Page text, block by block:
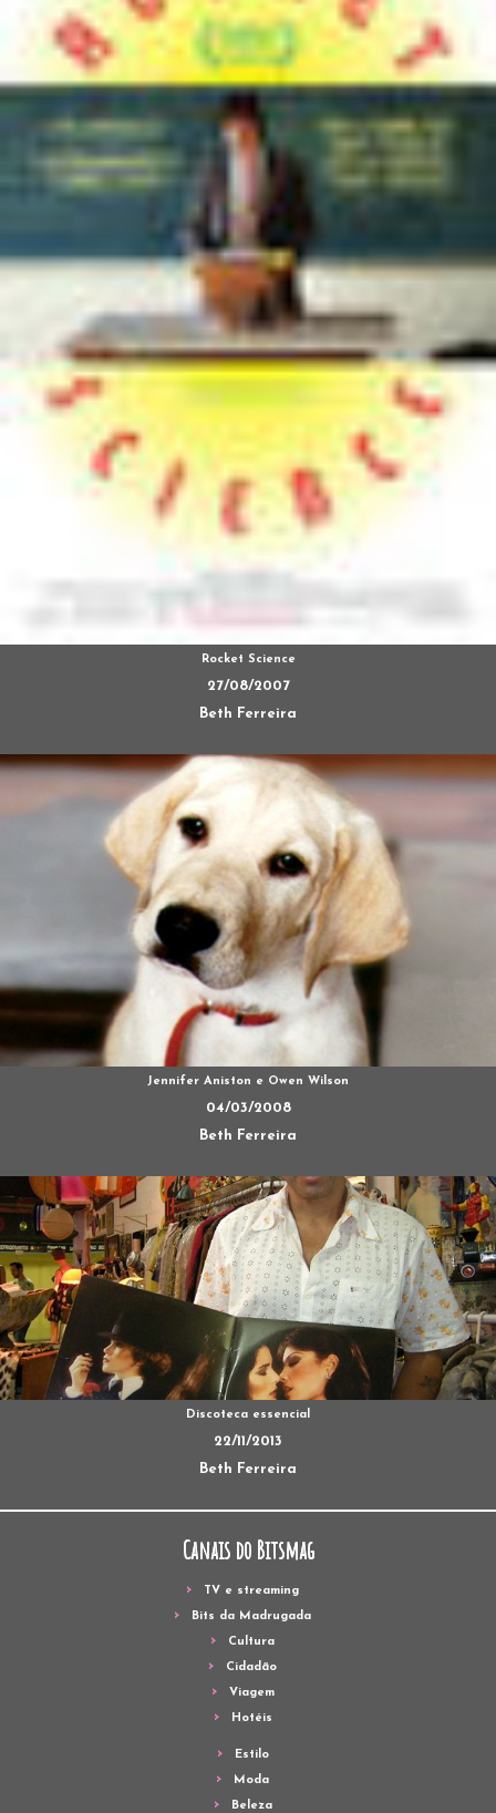
Rocket Science
27/08/2007
Beth Ferreira
Jennifer Aniston e Owen Wilson
04/03/2008
Beth Ferreira
Discoteca essencial
22/11/2013
Beth Ferreira
Canais do Bitsmag
TV e streaming
Bits da Madrugada
Cultura
Cidadão
Viagem
Hotéis
Estilo
Moda
Beleza